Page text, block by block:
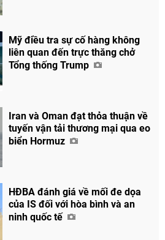
Mỹ điều tra sự cố hàng không
liên quan đến trực thăng chở
Tổng thống Trump
Iran và Oman đạt thỏa thuận về
tuyến vận tải thương mại qua eo
biển Hormuz
HĐBA đánh giá về mối đe dọa
của IS đối với hòa bình và an
ninh quốc tế